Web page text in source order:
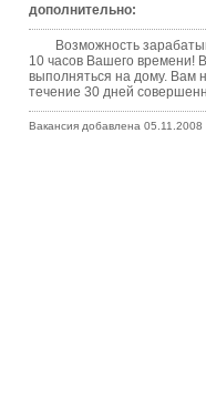
дополнительно:
Возможность
10 часов Вашего времени!
выполняться на дому. Вам
течение 30 дней
Вакансия добавлена 05.11.2008